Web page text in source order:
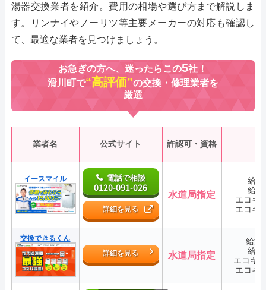
湯器交換業者を紹介。費用の相場や選び方まで解説しま
す。リンナイやノーリツ等主要メーカーの対応も確認し
て、最適な業者を見つけましょう。
お急ぎの方へ、迷ったらこの5社！
滑川町で“高評価”の交換・修理業者を
厳選
業者名 公式サイト 許認可・資格
イースマイル 電話で相談
0120-091-026
詳細を見る
水道局指定
給
給
エコキ
エコキ
交換できるくん
詳細を見る
水道局指定
給湯
給
エコキ
エコキ